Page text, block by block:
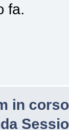
fa.
in corso